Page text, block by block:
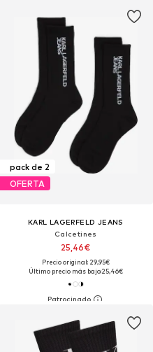
pack de 2
OFERTA
KARL LAGERFELD JEANS
Calcetines
25,46€
Precio original: 29,95€
Último precio más bajo:25,46€